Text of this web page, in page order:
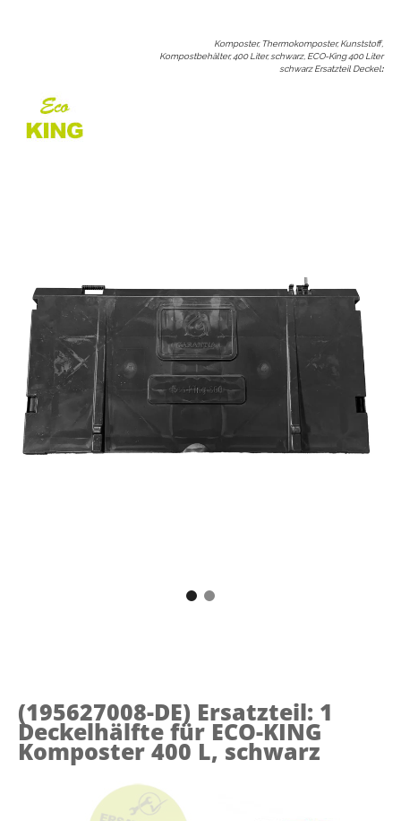
Komposter, Thermokomposter, Kunststoff,
Kompostbehälter, 400 Liter, schwarz, ECO-King 400 Liter
schwarz Ersatzteil Deckel:
(195627008-DE) Ersatzteil: 1
Deckelhälfte für ECO-KING
Komposter 400 L, schwarz